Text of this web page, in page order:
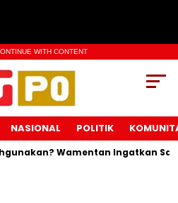
WITH CONTENT
NASIONAL POLITIK
Wamentan Ingatkan